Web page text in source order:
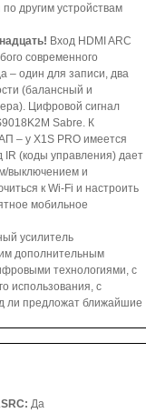
другим устройствам
Вход HDMI ARC
современного
– один для записи, два
(балансный и
Цифровой сигнал
Sabre. К
– у X1S PRO имеется
(коды управления) дает
выключением и
к Wi-Fi и настроить
мобильное
усилитель
дополнительным
технологиями, с
использования, с
ли предложат ближайшие
Да